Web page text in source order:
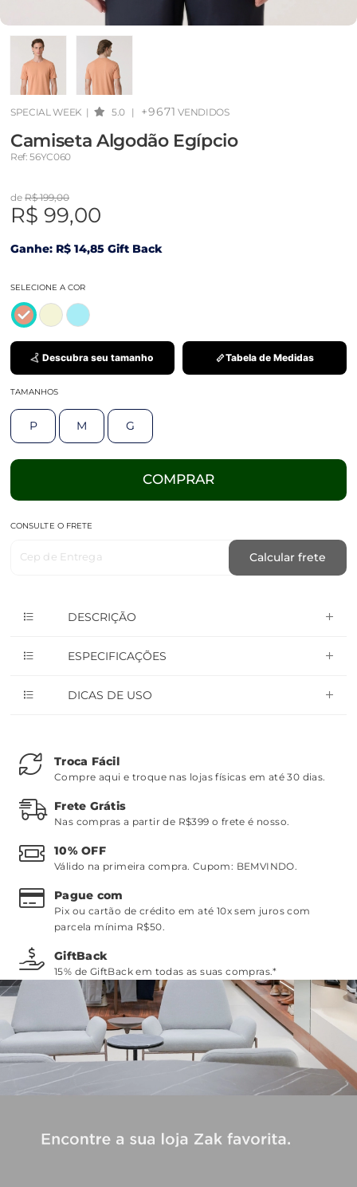
SPECIAL WEEK | 5.0 | +9671 VENDIDOS
Camiseta Algodão Egípcio
Ref: 56YC060
de R$ 199,00
R$ 99,00
Ganhe: R$ 14,85 Gift Back
SELECIONE A COR
Descubra seu tamanho Tabela de Medidas
TAMANHOS
P M G
COMPRAR
CONSULTE O FRETE
Cep de Entrega Calcular frete
DESCRIÇÃO
ESPECIFICAÇÕES
DICAS DE USO
Troca Fácil
Compre aqui e troque nas lojas físicas em até 30 dias.
Frete Grátis
Nas compras a partir de R$399 o frete é nosso.
10% OFF
Válido na primeira compra. Cupom: BEMVINDO.
Pague com
Pix ou cartão de crédito em até 10x sem juros com
parcela mínima R$50.
GiftBack
15% de GiftBack em todas as suas compras.*